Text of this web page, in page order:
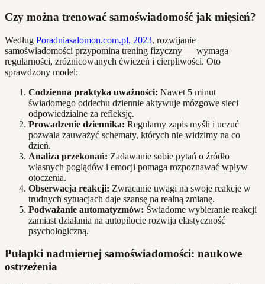
Czy można trenować samoświadomość jak mięsień?
Według Poradniasalomon.com.pl, 2023, rozwijanie
samoświadomości przypomina trening fizyczny — wymaga
regularności, zróżnicowanych ćwiczeń i cierpliwości. Oto
sprawdzony model:
Codzienna praktyka uważności: Nawet 5 minut
świadomego oddechu dziennie aktywuje mózgowe sieci
odpowiedzialne za refleksję.
Prowadzenie dziennika: Regularny zapis myśli i uczuć
pozwala zauważyć schematy, których nie widzimy na co
dzień.
Analiza przekonań: Zadawanie sobie pytań o źródło
własnych poglądów i emocji pomaga rozpoznawać wpływ
otoczenia.
Obserwacja reakcji: Zwracanie uwagi na swoje reakcje w
trudnych sytuacjach daje szansę na realną zmianę.
Podważanie automatyzmów: Świadome wybieranie reakcji
zamiast działania na autopilocie rozwija elastyczność
psychologiczną.
Pułapki nadmiernej samoświadomości: naukowe
ostrzeżenia